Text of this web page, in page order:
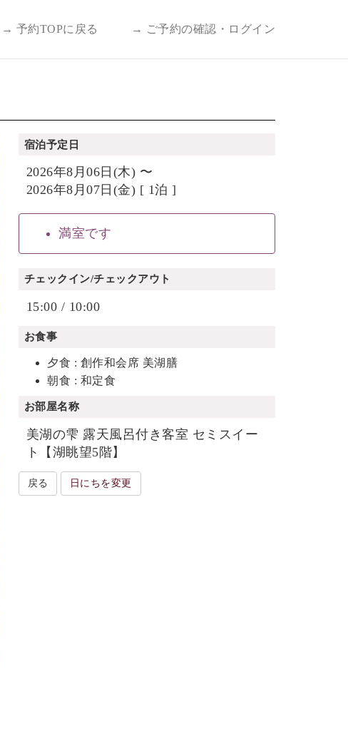
→ 予約TOPに戻る → ご予約の確認・ログイン
宿泊予定日
2026年8月06日(木) 〜
2026年8月07日(金) [ 1泊 ]
満室です
チェックイン/チェックアウト
15:00 / 10:00
お食事
夕食 : 創作和会席 美湖膳
朝食 : 和定食
お部屋名称
美湖の雫 露天風呂付き客室 セミスイー
ト【湖眺望5階】
戻る 日にちを変更